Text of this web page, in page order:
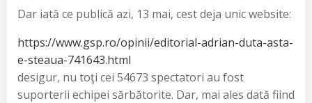
Dar iată ce publică azi, 13 mai, cest deja unic website:
https://www.gsp.ro/opinii/editorial-adrian-duta-asta-
e-steaua-741643.html
desigur, nu toţi cei 54673 spectatori au fost
suporterii echipei sărbătorite. Dar, mai ales dată fiind